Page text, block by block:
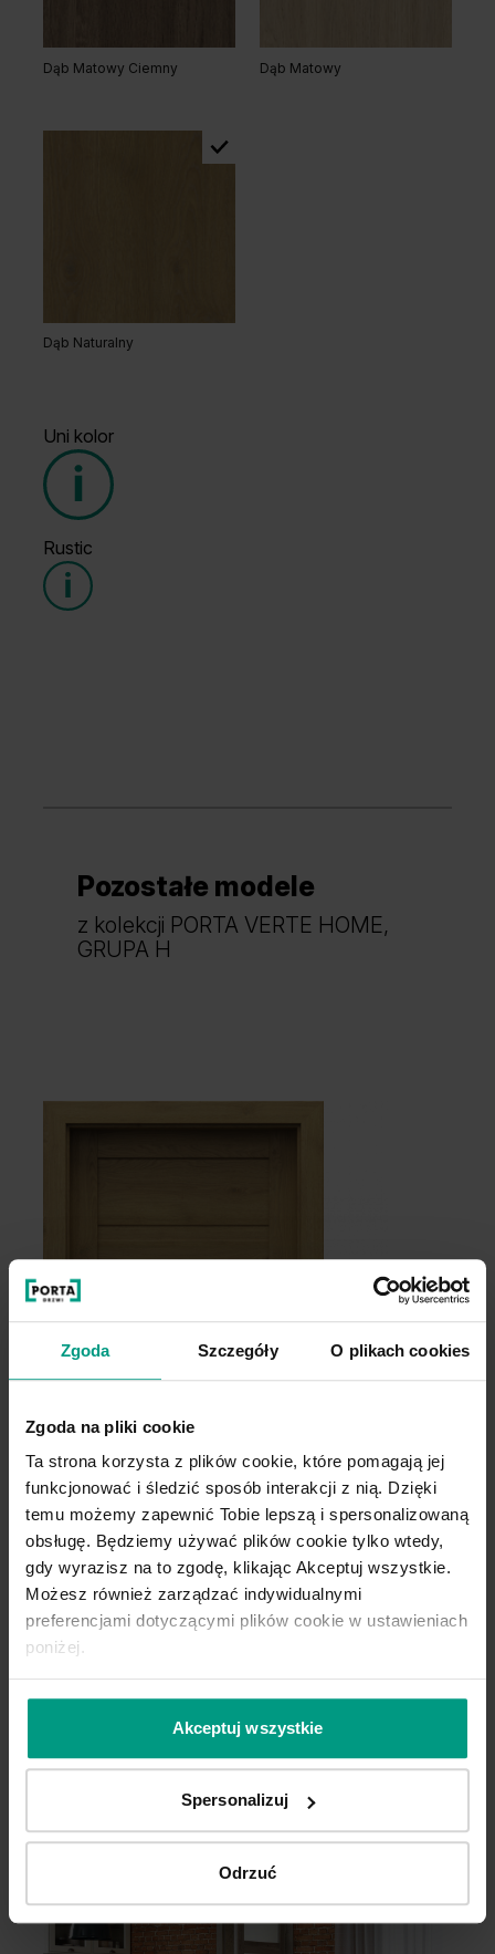
Zgoda Szczegóły O plikach cookies
Zgoda na pliki cookie
Ta strona korzysta z plików cookie, które pomagają jej
funkcjonować i śledzić sposób interakcji z nią. Dzięki
temu możemy zapewnić Tobie lepszą i spersonalizowaną
obsługę. Będziemy używać plików cookie tylko wtedy,
gdy wyrazisz na to zgodę, klikając Akceptuj wszystkie.
Możesz również zarządzać indywidualnymi
preferencjami dotyczącymi plików cookie w ustawieniach
poniżej.
Akceptuj wszystkie
Spersonalizuj
Odrzuć
Dąb Matowy Ciemny Dąb Matowy
Dąb Naturalny
Uni kolor
Grupa cenowa (1)
Grupa cenowa (2)
Rustic
Dąb Mauvella Dąb Szkarłatny
Pozostałe modele
z kolekcji PORTA VERTE HOME,
GRUPA H